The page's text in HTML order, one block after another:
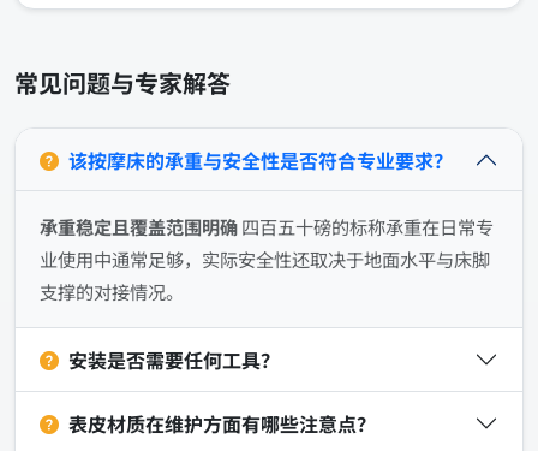
常见问题与专家解答
该按摩床的承重与安全性是否符合专业要求？
承重稳定且覆盖范围明确四百五十磅的标称承重在日常专
业使用中通常足够，实际安全性还取决于地面水平与床脚
支撑的对接情况。
安装是否需要任何工具？
表皮材质在维护方面有哪些注意点？